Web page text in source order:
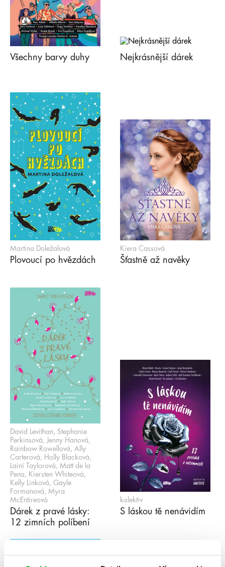
Všechny barvy duhy Nejkrásnější dárek
Martina Doležalová
Plovoucí po hvězdách
Kiera Cassová
Šťastně až navěky
David Levithan, Stephanie
Perkinsová, Jenny Hanová,
Rainbow Rowellová, Ally
Carterová, Holly Blacková,
Laini Taylorová, Matt de la
Pena, Kiersten Whiteová,
Kelly Linková, Gayle
Formanová, Myra
McEntireová
Dárek z pravé lásky:
12 zimních políbení
kolektiv
S láskou tě nenávidím